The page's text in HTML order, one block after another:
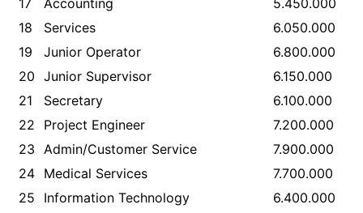
17 Accounting
5.450.000
18
Services
6.050.000
19
Junior Operator
6.800.000
20 Junior Supervisor
6.150.000
21
Secretary
6.100.000
22
Project Engineer
7.200.000
23 Admin/Customer Service
7.900.000
24 Medical Services
7.700.000
25
Information Technology
6.400.000